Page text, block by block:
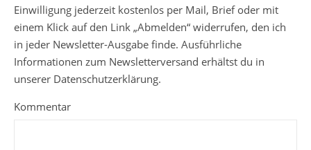
Einwilligung jederzeit kostenlos per Mail, Brief oder mit
einem Klick auf den Link „Abmelden“ widerrufen, den ich
in jeder Newsletter-Ausgabe finde. Ausführliche
Informationen zum Newsletterversand erhältst du in
unserer Datenschutzerklärung.
Kommentar